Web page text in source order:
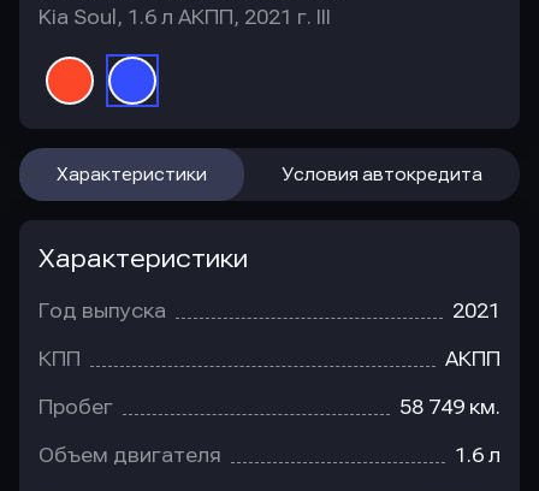
Kia Soul, 1.6 л АКПП, 2021 г. III
Характеристики Условия автокредита
Характеристики
Год выпуска 2021
КПП АКПП
Пробег 58 749 км.
Объем двигателя 1.6 л